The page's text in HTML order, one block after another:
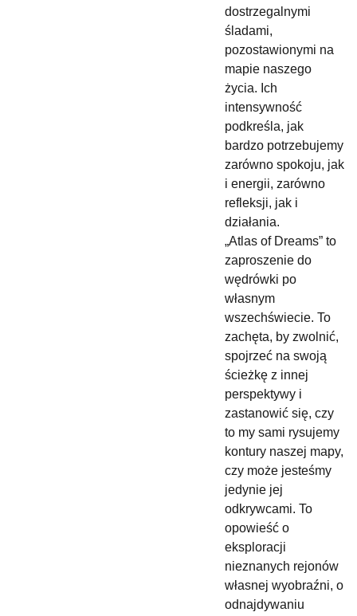
dostrzegalnymi
śladami,
pozostawionymi na
mapie naszego
życia. Ich
intensywność
podkreśla, jak
bardzo potrzebujemy
zarówno spokoju, jak
i energii, zarówno
refleksji, jak i
działania.
„Atlas of Dreams” to
zaproszenie do
wędrówki po
własnym
wszechświecie. To
zachęta, by zwolnić,
spojrzeć na swoją
ścieżkę z innej
perspektywy i
zastanowić się, czy
to my sami rysujemy
kontury naszej mapy,
czy może jesteśmy
jedynie jej
odkrywcami. To
opowieść o
eksploracji
nieznanych rejonów
własnej wyobraźni, o
odnajdywaniu